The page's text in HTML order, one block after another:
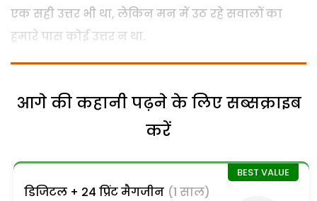
एक सही उत्तर भी था, लेकिन मन में उठ रहे सवालों का
हमारे पास कोई उत्तर न था.
आगे की कहानी पढ़ने के लिए सब्सक्राइब
करें
डिजिटल + 24 प्रिंट मैगजीन (1 साल)